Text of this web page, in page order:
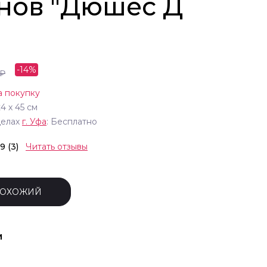
"Дюшес Д
-14%
покупку
х 45 см
г. Уфа: Бесплатно
(3) Читать отзывы